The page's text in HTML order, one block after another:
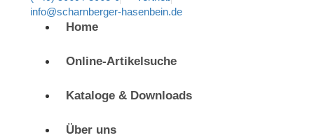
info@scharnberger-hasenbein.de
Home
Online-Artikelsuche
Kataloge & Downloads
Über uns